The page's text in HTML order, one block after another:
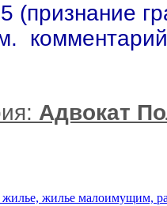
(признание
комментарий
Адвокат